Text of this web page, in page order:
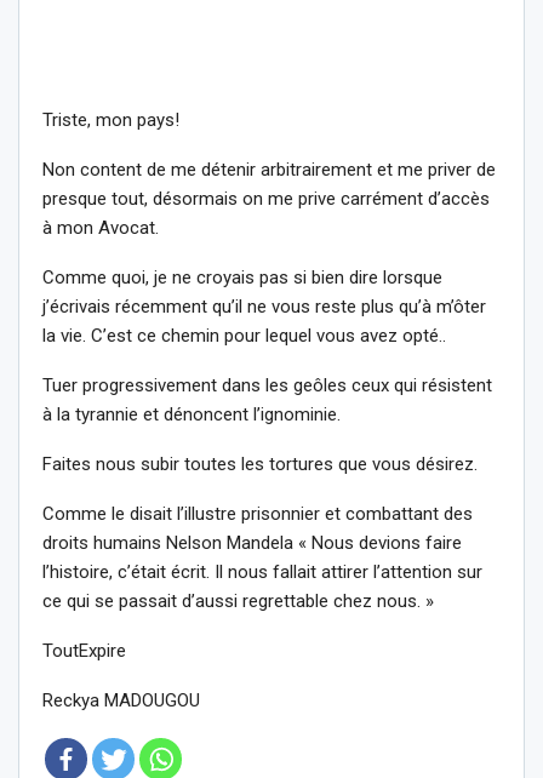
Triste, mon pays!
Non content de me détenir arbitrairement et me priver de
presque tout, désormais on me prive carrément d’accès
à mon Avocat.
Comme quoi, je ne croyais pas si bien dire lorsque
j’écrivais récemment qu’il ne vous reste plus qu’à m’ôter
la vie. C’est ce chemin pour lequel vous avez opté..
Tuer progressivement dans les geôles ceux qui résistent
à la tyrannie et dénoncent l’ignominie.
Faites nous subir toutes les tortures que vous désirez.
Comme le disait l’illustre prisonnier et combattant des
droits humains Nelson Mandela « Nous devions faire
l’histoire, c’était écrit. Il nous fallait attirer l’attention sur
ce qui se passait d’aussi regrettable chez nous. »
ToutExpire
Reckya MADOUGOU